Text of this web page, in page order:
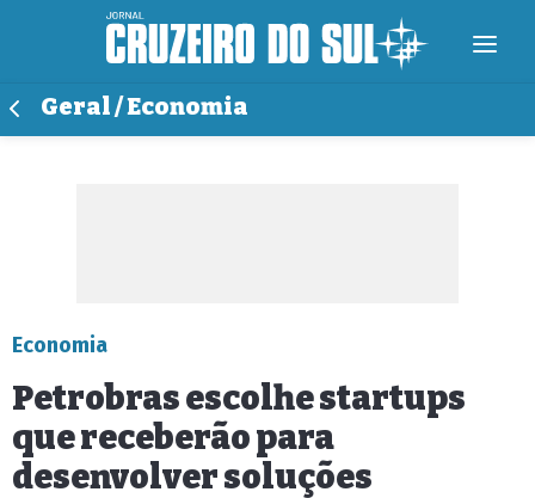
Geral / Economia
Economia
Petrobras escolhe startups
que receberão para
desenvolver soluções